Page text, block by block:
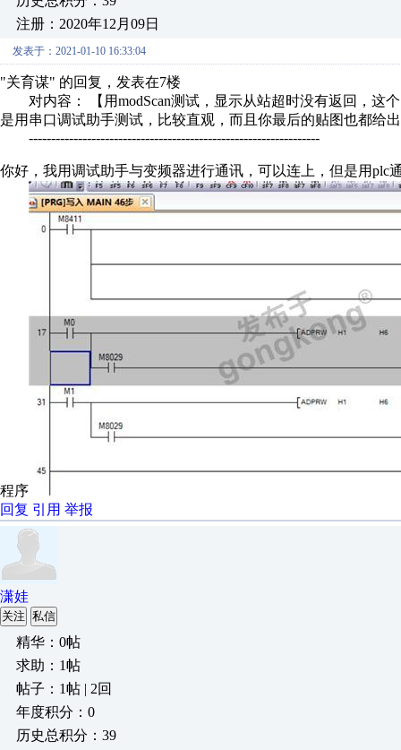
注册：2020年12月09日
发表于：2021-01-10 16:33:04
"关育谋" 的回复，发表在7楼
对内容： 【用modScan测试，显示从站超时没有返回，这
是用串口调试助手测试，比较直观，而且你最后的贴图也都给
-----------------------------------------------------------------
你好，我用调试助手与变频器进行通讯，可以连上，但是用
程序
回复 引用 举报
潇娃
关注 私信
精华：0帖
求助：1帖
帖子：1帖 | 2回
年度积分：0
历史总积分：39